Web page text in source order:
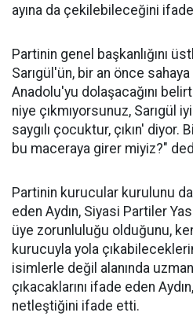
ayına da çekilebileceğini
Partinin genel başkanlığını
Sarıgül'ün, bir an önce
Anadolu'yu dolaşacağını
niye çıkmıyorsunuz, Sarıgül
saygılı çocuktur, çıkın'
bu maceraya girer miyiz?"
Partinin kurucular kurulunu
eden Aydın, Siyasi Partiler
üye zorunluluğu olduğunu,
kurucuyla yola
isimlerle değil alanında
çıkacaklarını ifade eden
netleştiğini ifade etti.